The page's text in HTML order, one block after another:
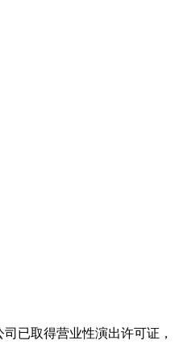
已取得营业性演出许可证，